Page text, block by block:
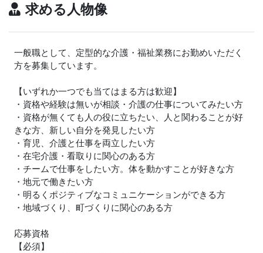
求める人物像
一般職として、定型的な介護・福祉業務にお勤めいただく
方を募集しています。
【いずれか一つでも当てはまる方は歓迎】
・資格や経験は無いが相談・介護の仕事についてみたい方
・資格が無くても人の役に立ちたい、人と関わることが好
きな方、新しい自分を発見したい方
・育児、介護と仕事を両立したい方
・在宅介護・看取りに関心のある方
・チームで仕事をしたい方。体を動かすことが好きな方
・地元で働きたい方
・明るくポジティブなコミュニケーションができる方
・地域づくり、町づくりに関心のある方
応募資格
【必須】